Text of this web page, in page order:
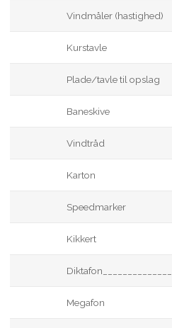
Vindmåler (hastighed)
Kurstavle
Plade/tavle til opslag
Baneskive
Vindtråd
Karton
Speedmarker
Kikkert
Diktafon_______________
Megafon